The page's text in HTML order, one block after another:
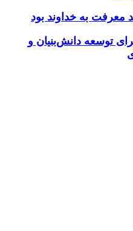
معرفت به خداوند بود
توسعه دانش‌بنیان و